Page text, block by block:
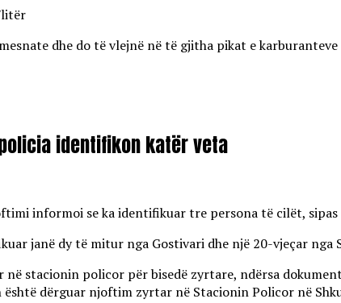
litër
dhe do të vlejnë në të gjitha pikat e karburanteve
identifikon katër veta
informoi se ka identifikuar tre persona të cilët,
janë dy të mitur nga Gostivari dhe një 20-vjeçar nga
stacionin policor për bisedë zyrtare, ndërsa
është dërguar njoftim zyrtar në Stacionin Policor në